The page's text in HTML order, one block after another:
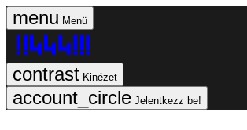
Menü
Kinézet
Jelentkezz be!